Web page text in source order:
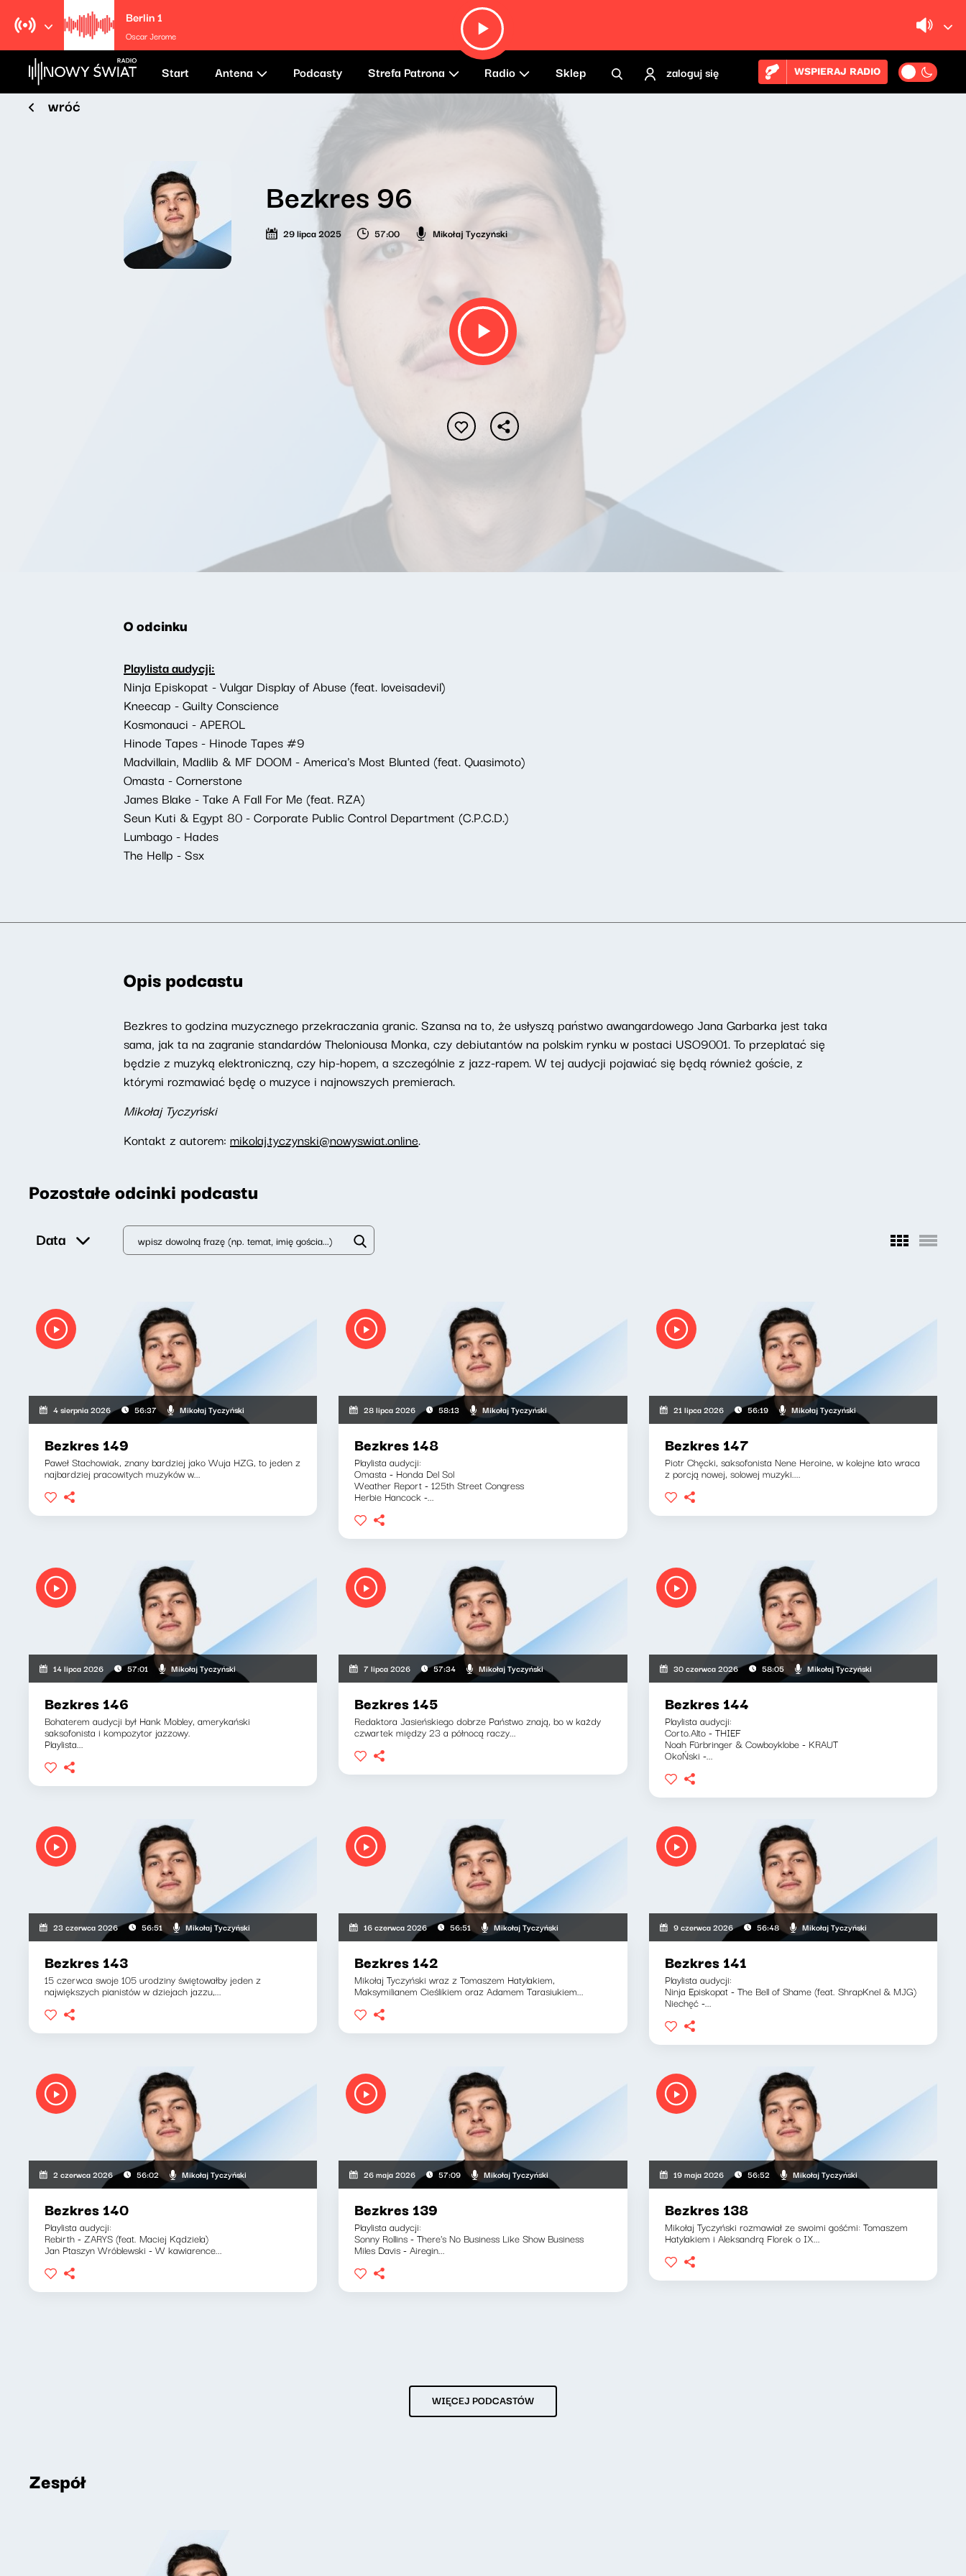
Berlin 1
Oscar Jerome
Start Antena Podcasty Strefa Patrona Radio Sklep zaloguj się WSPIERAJ RADIO
wróć
Bezkres 96
29 lipca 2025 57:00 Mikołaj Tyczyński
O odcinku
Playlista audycji:
Ninja Episkopat - Vulgar Display of Abuse (feat. loveisadevil)
Kneecap - Guilty Conscience
Kosmonauci - APEROL
Hinode Tapes - Hinode Tapes #9
Madvillain, Madlib & MF DOOM - America's Most Blunted (feat. Quasimoto)
Omasta - Cornerstone
James Blake - Take A Fall For Me (feat. RZA)
Seun Kuti & Egypt 80 - Corporate Public Control Department (C.P.C.D.)
Lumbago - Hades
The Hellp - Ssx
Opis podcastu
Bezkres to godzina muzycznego przekraczania granic. Szansa na to, że usłyszą państwo awangardowego Jana Garbarka jest taka
sama, jak ta na zagranie standardów Theloniousa Monka, czy debiutantów na polskim rynku w postaci USO9001. To przeplatać się
będzie z muzyką elektroniczną, czy hip-hopem, a szczególnie z jazz-rapem. W tej audycji pojawiać się będą również goście, z
którymi rozmawiać będę o muzyce i najnowszych premierach.
Mikołaj Tyczyński
Kontakt z autorem: mikolaj.tyczynski@nowyswiat.online.
Pozostałe odcinki podcastu
Data
4 sierpnia 2026 56:37 Mikołaj Tyczyński
Bezkres 149
Paweł Stachowiak, znany bardziej jako Wuja HZG, to jeden z
najbardziej pracowitych muzyków w...
28 lipca 2026 58:13 Mikołaj Tyczyński
Bezkres 148
Playlista audycji:
Omasta - Honda Del Sol
Weather Report - 125th Street Congress
Herbie Hancock -...
21 lipca 2026 56:19 Mikołaj Tyczyński
Bezkres 147
Piotr Chęcki, saksofonista Nene Heroine, w kolejne lato wraca
z porcją nowej, solowej muzyki....
14 lipca 2026 57:01 Mikołaj Tyczyński
Bezkres 146
Bohaterem audycji był Hank Mobley, amerykański
saksofonista i kompozytor jazzowy.
Playlista...
7 lipca 2026 57:34 Mikołaj Tyczyński
Bezkres 145
Redaktora Jasieńskiego dobrze Państwo znają, bo w każdy
czwartek między 23 a północą raczy...
30 czerwca 2026 58:05 Mikołaj Tyczyński
Bezkres 144
Playlista audycji:
Corto.Alto - THIEF
Noah Fürbringer & Cowboyklobe - KRAUT
OkoŃski -...
23 czerwca 2026 56:51 Mikołaj Tyczyński
Bezkres 143
15 czerwca swoje 105 urodziny świętowałby jeden z
największych pianistów w dziejach jazzu,...
16 czerwca 2026 56:51 Mikołaj Tyczyński
Bezkres 142
Mikołaj Tyczyński wraz z Tomaszem Hatylakiem,
Maksymilianem Cieślikiem oraz Adamem Tarasiukiem...
9 czerwca 2026 56:48 Mikołaj Tyczyński
Bezkres 141
Playlista audycji:
Ninja Episkopat - The Bell of Shame (feat. ShrapKnel & MJG)
Niechęć -...
2 czerwca 2026 56:02 Mikołaj Tyczyński
Bezkres 140
Playlista audycji:
Rebirth - ZARYS (feat. Maciej Kądziela)
Jan Ptaszyn Wróblewski - W kawiarence...
26 maja 2026 57:09 Mikołaj Tyczyński
Bezkres 139
Playlista audycji:
Sonny Rollins - There's No Business Like Show Business
Miles Davis - Airegin...
19 maja 2026 56:52 Mikołaj Tyczyński
Bezkres 138
Mikołaj Tyczyński rozmawiał ze swoimi gośćmi: Tomaszem
Hatylakiem i Aleksandrą Florek o IX...
WIĘCEJ PODCASTÓW
Zespół